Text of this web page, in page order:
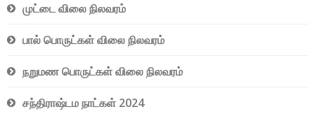
முட்டை விலை நிலவரம்
பால் பொருட்கள் விலை நிலவரம்
நறுமண பொருட்கள் விலை நிலவரம்
சந்திராஷ்டம நாட்கள் 2024